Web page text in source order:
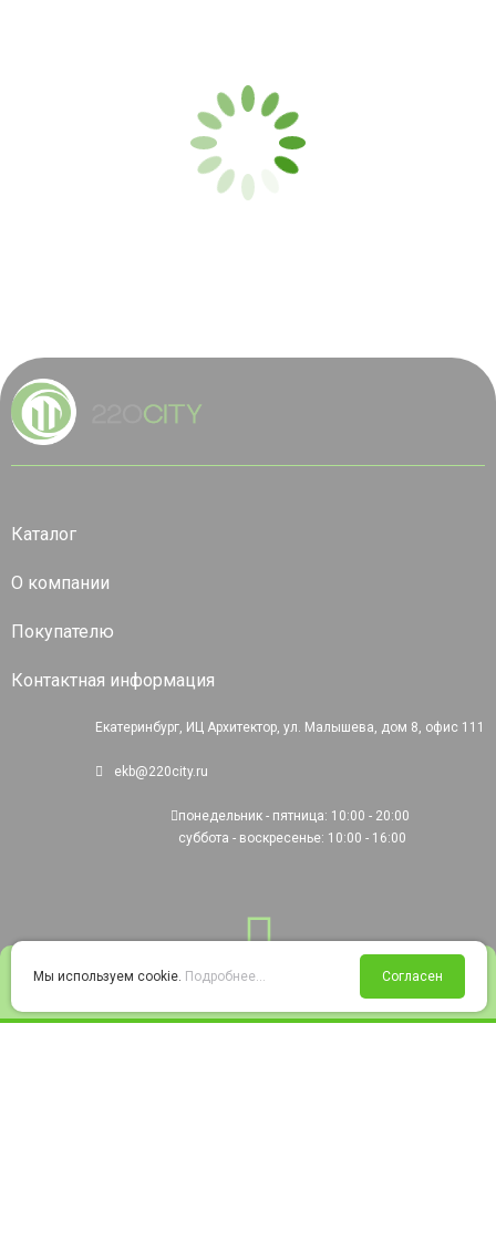
Войти Избранное Корзина
Каталог
О компании
Покупателю
Контактная информация
Екатеринбург, ИЦ Архитектор, ул. Малышева, дом 8, офис 111
ekb@220city.ru
понедельник - пятница: 10:00 - 20:00
суббота - воскресенье: 10:00 - 16:00
Мы используем cookie. Подробнее... Согласен